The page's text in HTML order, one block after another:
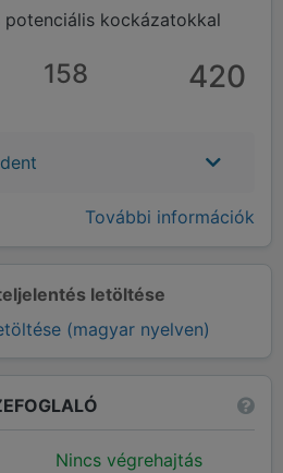
letöltése
(magyar nyelven)
potenciális kockázatokkal
158 420
További információk
Nincs végrehajtás